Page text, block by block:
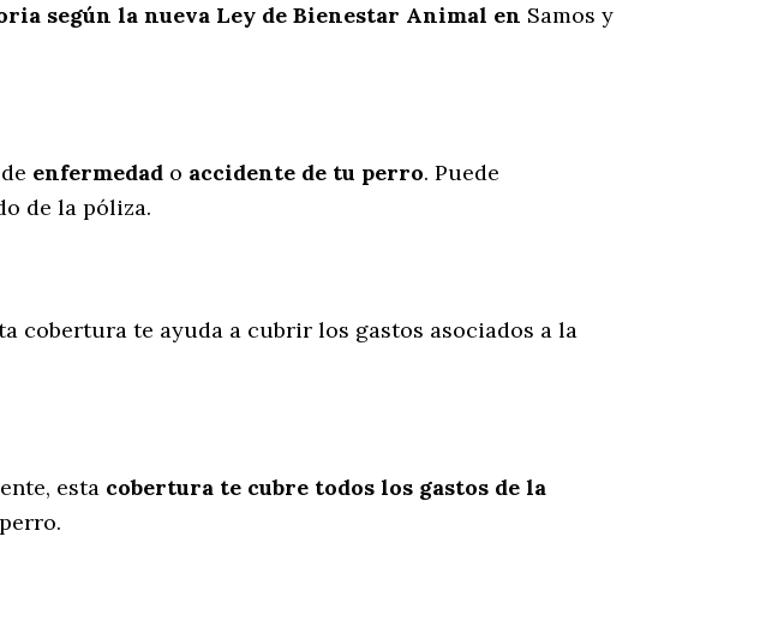
según la nueva Ley de Bienestar Animal en Samos y
enfermedad o accidente de tu perro. Puede
de la póliza.
cobertura te ayuda a cubrir los gastos asociados a la
esta cobertura te cubre todos los gastos de la